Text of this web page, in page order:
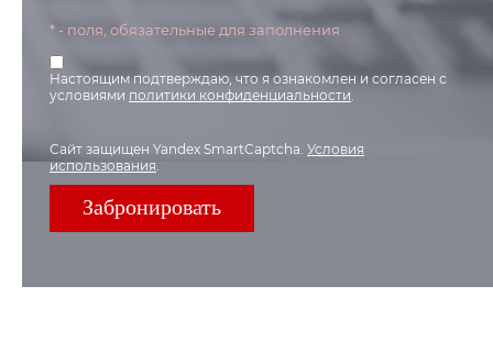
* - поля, обязательные для заполнения
Настоящим подтверждаю, что я ознакомлен и согласен с
условиями политики конфиденциальности.
Сайт защищен Yandex SmartCaptcha. Условия
использования.